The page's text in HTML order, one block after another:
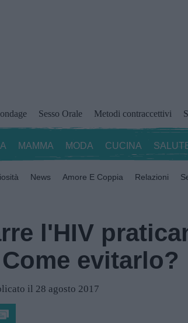
Sesso Orale Metodi contraccettivi
MAMMA MODA CUCINA
News Amore E Coppia Relazioni
l'HIV
evitarlo?
il 28 agosto 2017